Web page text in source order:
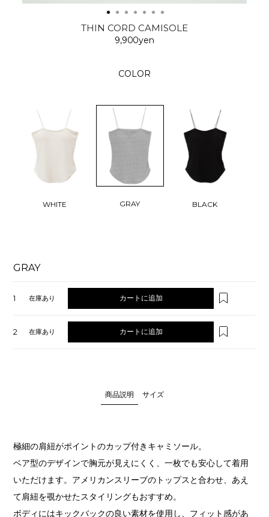
THIN CORD CAMISOLE
9,900yen
COLOR
WHITE GRAY BLACK
GRAY
1 在庫あり カートに追加
2 在庫あり カートに追加
商品説明 サイズ
極細の肩紐がポイントのカップ付きキャミソール。
ベア型のデザインで胸元が見えにくく、一枚でも安心して着用
いただけます。アメリカンスリーブのトップスと合わせ、あえ
て肩紐を覗かせたスタイリングもおすすめ。
ボディにはキックバックの良い素材を使用し、フィット感があ